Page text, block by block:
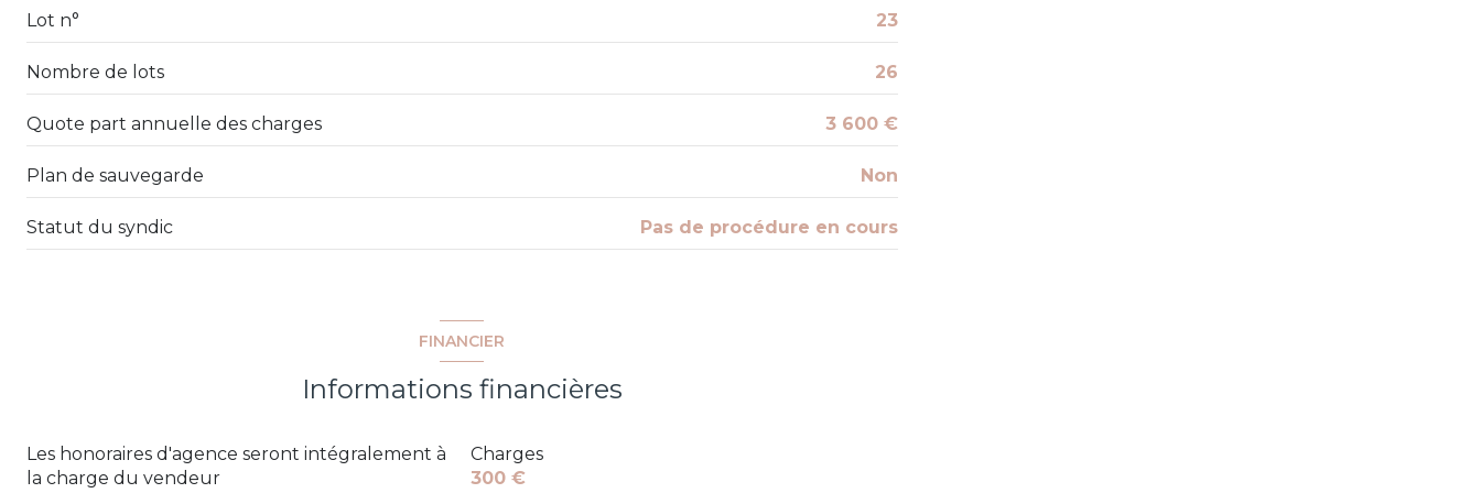
Lot n° 23
Nombre de lots 26
Quote part annuelle des charges 3 600 €
Plan de sauvegarde Non
Statut du syndic Pas de procédure en cours
FINANCIER
Informations financières
Les honoraires d'agence seront intégralement à
la charge du vendeur
Charges
300 €